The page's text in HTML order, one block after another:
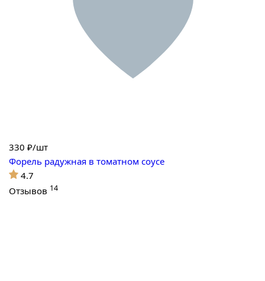
330 ₽/шт
Форель радужная в томатном соусе
4.7
Отзывов 14